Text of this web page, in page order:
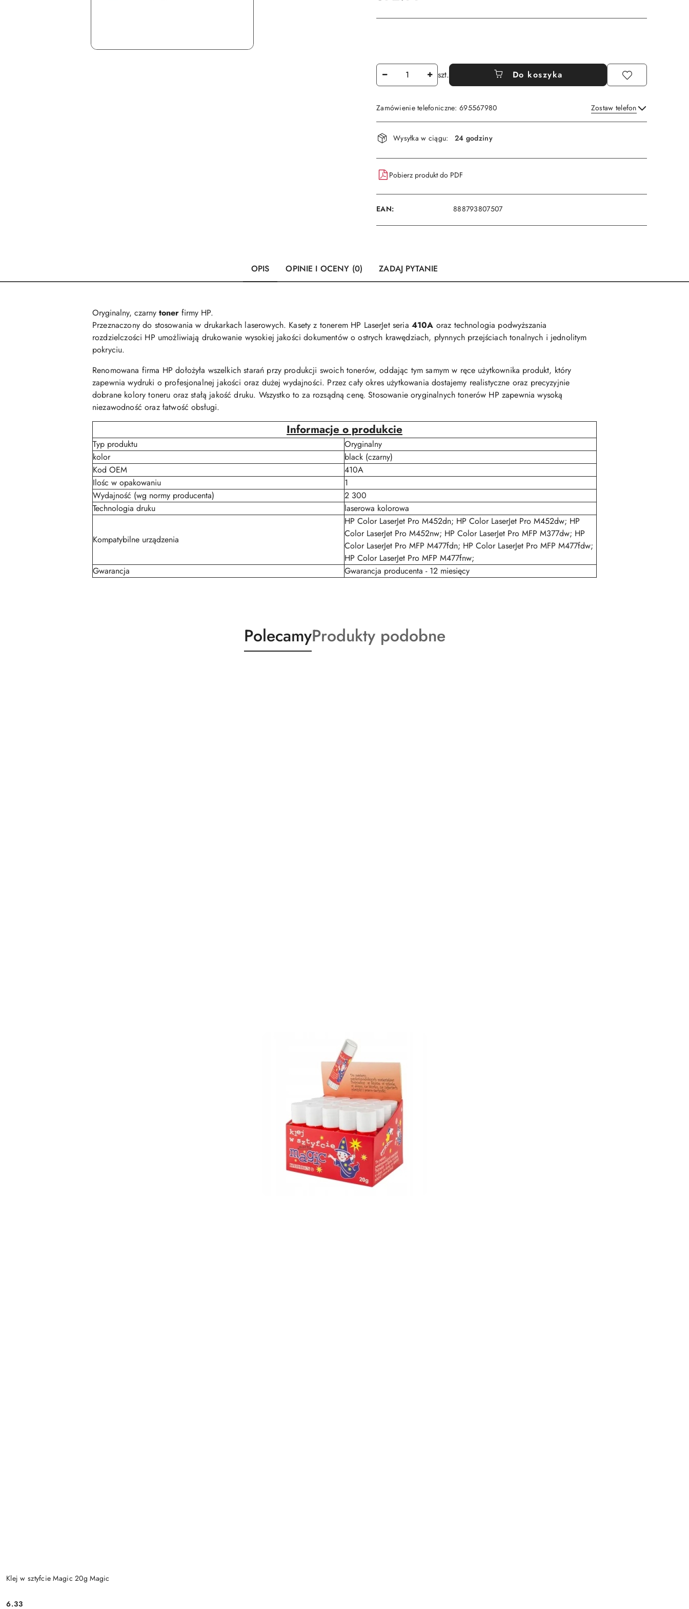
Ilość szt. Do koszyka
Zamówienie telefoniczne: 695567980 Zostaw telefon
Wyślij
Dostępność
i
dostawa
Wysyłka w ciągu: 24 godziny
Pobierz produkt do PDF
EAN: 888793807507
OPIS OPINIE I OCENY (0) ZADAJ PYTANIE
Oryginalny, czarny toner firmy HP.
Przeznaczony do stosowania w drukarkach laserowych. Kasety z tonerem HP LaserJet seria 410A oraz technologia podwyższania
rozdzielczości HP umożliwiają drukowanie wysokiej jakości dokumentów o ostrych krawędziach, płynnych przejściach tonalnych i jednolitym
pokryciu.
Renomowana firma HP dołożyła wszelkich starań przy produkcji swoich tonerów, oddając tym samym w ręce użytkownika produkt, który
zapewnia wydruki o profesjonalnej jakości oraz dużej wydajności. Przez cały okres użytkowania dostajemy realistyczne oraz precyzyjnie
dobrane kolory toneru oraz stałą jakość druku. Wszystko to za rozsądną cenę. Stosowanie oryginalnych tonerów HP zapewnia wysoką
niezawodność oraz łatwość obsługi.
Informacje o produkcie
Typ produktu
Oryginalny
kolor
black (czarny)
Kod OEM
410A
Ilośc w opakowaniu
1
Wydajność (wg normy producenta)
2 300
Technologia druku
laserowa kolorowa
Kompatybilne urządzenia
HP Color LaserJet Pro M452dn; HP Color LaserJet Pro M452dw; HP
Color LaserJet Pro M452nw; HP Color LaserJet Pro MFP M377dw; HP
Color LaserJet Pro MFP M477fdn; HP Color LaserJet Pro MFP M477fdw;
HP Color LaserJet Pro MFP M477fnw;
Gwarancja
Gwarancja producenta - 12 miesięcy
Produkty
o
PolecamyProdukty
o
Produkty podobne
Klej w sztyfcie Magic 20g Magic
6.33